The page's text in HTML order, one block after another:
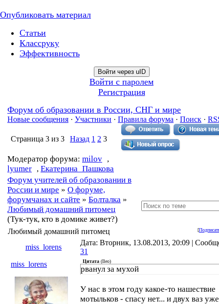
Опубликовать материал
Статьи
Классруку
Эффективность
Войти через uID
Войти с паролем
Регистрация
Форум об образовании в России, СНГ и мире
Новые сообщения · Участники · Правила форума · Поиск ·
Страница 3 из 3 Назад 1 2 3
Модератор форума: milov ,
lyumer , Екатерина_Пашкова
Форум учителей об образовании в
России и мире » О форуме,
форумчанах и сайте » Болталка »
Любимый домашний питомец
(Тук-тук, кто в домике живет?)
[
Любимый домашний питомец
miss_lorens
Дата: Вторник, 13.08.2013, 20:09 |
31
miss_lorens
Цитата (Ileo)
рванул за мухой
У нас в этом году какое-то нашествие
мотыльков - спасу нет... и двух ваз